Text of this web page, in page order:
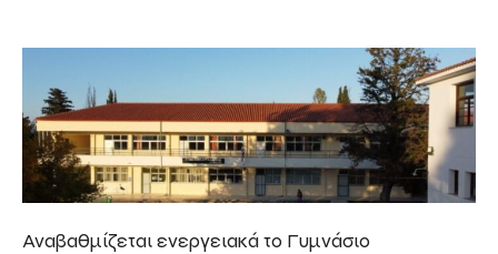
Αναβαθμίζεται ενεργειακά το Γυμνάσιο